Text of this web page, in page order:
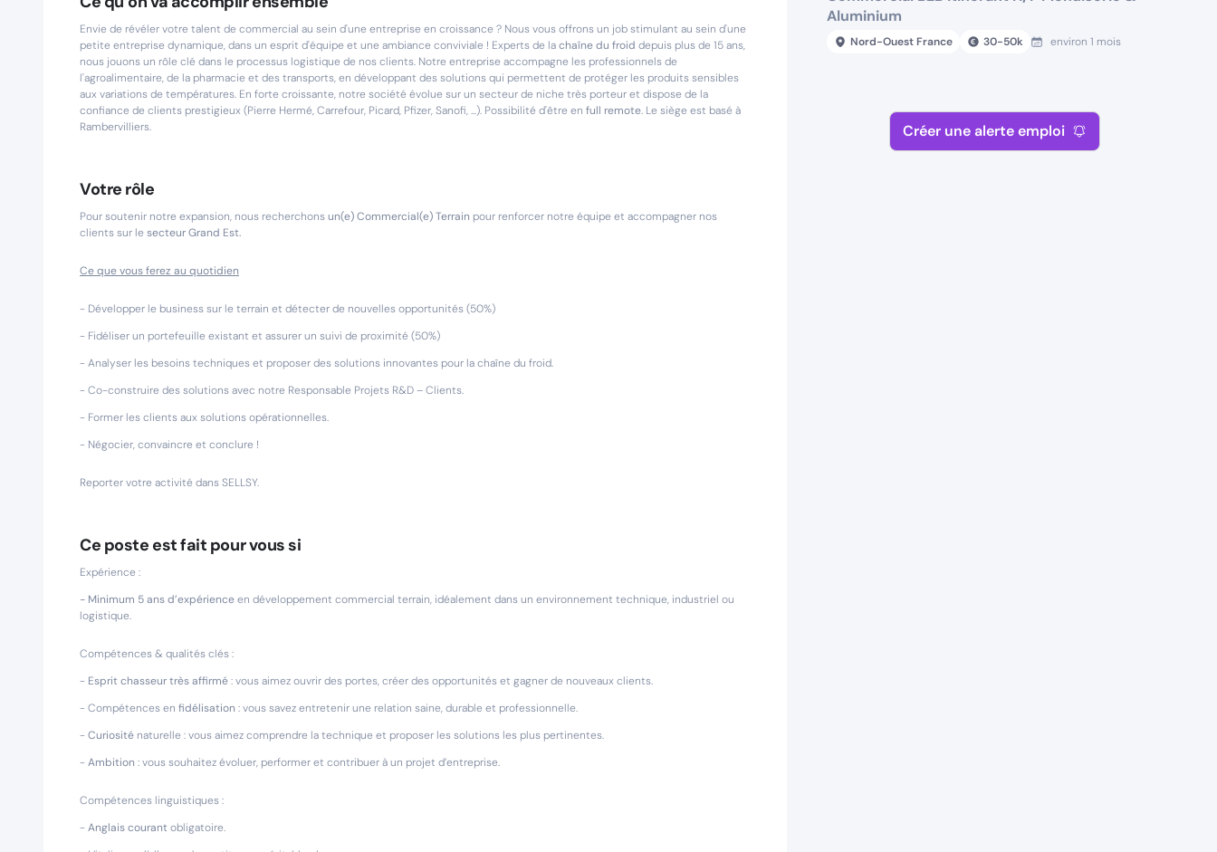
Envie de révéler votre talent de commercial au sein d'une entreprise en croissance ? Nous vous offrons un job stimulant au sein d'une
petite entreprise dynamique, dans un esprit d'équipe et une ambiance conviviale ! Experts de lachaîne du froid depuis plus de 15 ans,
nous jouons un rôle clé dans le processus logistique de nos clients. Notre entreprise accompagne les professionnels de
l'agroalimentaire, de la pharmacie et des transports, en développant des solutions qui permettent de protéger les produits sensibles
aux variations de températures. En forte croissante, notre société évolue sur un secteur de niche très porteur et dispose de la
confiance de clients prestigieux (Pierre Hermé, Carrefour, Picard, Pfizer, Sanofi, ...). Possibilité d'être en full remote. Le siège est basé à
Rambervilliers.
Votre rôle
Pour soutenir notre expansion, nous recherchonsun(e) Commercial(e) Terrain pour renforcer notre équipe et accompagner nos
clients sur le secteur Grand Est.
Ce que vous ferez au quotidien
- Développer le business sur le terrain et détecter de nouvelles opportunités (50%)
- Fidéliser un portefeuille existant et assurer un suivi de proximité (50%)
- Analyser les besoins techniques et proposer des solutions innovantes pour la chaîne du froid.
- Co-construire des solutions avec notre Responsable Projets R&D – Clients.
- Former les clients aux solutions opérationnelles.
- Négocier, convaincre et conclure !
Reporter votre activité dans SELLSY.
Ce poste est fait pour vous si
Expérience :
- Minimum 5 ans d’expérienceen développement commercial terrain, idéalement dans un environnement technique, industriel ou
logistique.
Compétences & qualités clés :
- Esprit chasseur très affirmé: vous aimez ouvrir des portes, créer des opportunités et gagner de nouveaux clients.
- Compétences en fidélisation : vous savez entretenir une relation saine, durable et professionnelle.
-Curiosité naturelle : vous aimez comprendre la technique et proposer les solutions les plus pertinentes.
-Ambition : vous souhaitez évoluer, performer et contribuer à un projet d’entreprise.
Compétences linguistiques :
-Anglais courant obligatoire.
Aluminium
Nord-Ouest France 30-50k environ 1 mois
Créer une alerte emploi